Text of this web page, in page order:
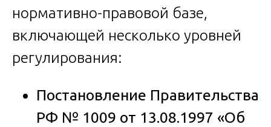
нормативно-правовой базе,
включающей несколько уровней
регулирования:
Постановление Правительства
РФ № 1009 от 13.08.1997 «Об